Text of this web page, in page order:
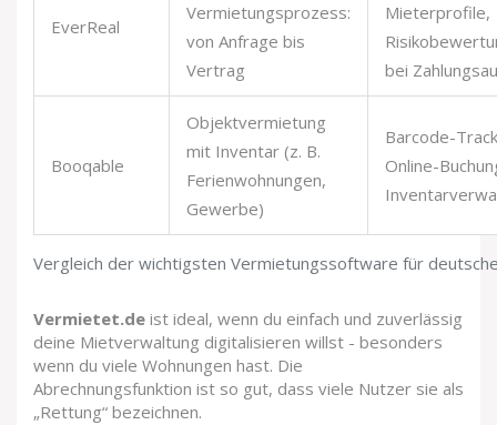
Vergleich der wichtigsten Vermietungssoftware für
EverReal
Vermietungsprozess:
von Anfrage bis
Vertrag
Mieterprofile,
bei
Booqable
Objektvermietung
mit Inventar (z. B.
Ferienwohnungen,
Gewerbe)
Barcode-
Online-
Vermietet.de ist ideal, wenn du einfach und zuverlässig
deine Mietverwaltung digitalisieren willst - besonders
wenn du viele Wohnungen hast. Die
Abrechnungsfunktion ist so gut, dass viele Nutzer sie als
„Rettung“ bezeichnen.